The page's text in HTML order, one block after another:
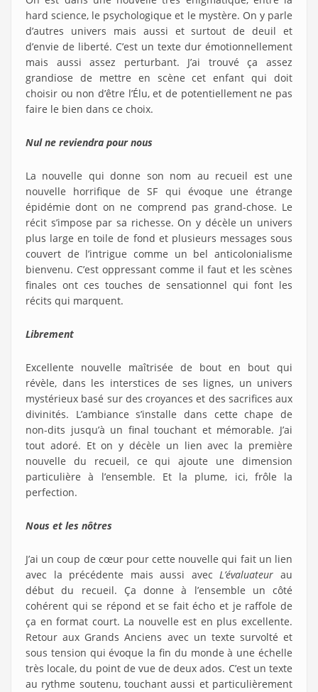
hard science, le psychologique et le mystère. On y parle
d’autres univers mais aussi et surtout de deuil et
d’envie de liberté. C’est un texte dur émotionnellement
mais aussi assez perturbant. J’ai trouvé ça assez
grandiose de mettre en scène cet enfant qui doit
choisir ou non d’être l’Élu, et de potentiellement ne pas
faire le bien dans ce choix.
Nul ne reviendra pour nous
La nouvelle qui donne son nom au recueil est une
nouvelle horrifique de SF qui évoque une étrange
épidémie dont on ne comprend pas grand-chose. Le
récit s’impose par sa richesse. On y décèle un univers
plus large en toile de fond et plusieurs messages sous
couvert de l’intrigue comme un bel anticolonialisme
bienvenu. C’est oppressant comme il faut et les scènes
finales ont ces touches de sensationnel qui font les
récits qui marquent.
Librement
Excellente nouvelle maîtrisée de bout en bout qui
révèle, dans les interstices de ses lignes, un univers
mystérieux basé sur des croyances et des sacrifices aux
divinités. L’ambiance s’installe dans cette chape de
non-dits jusqu’à un final touchant et mémorable. J’ai
tout adoré. Et on y décèle un lien avec la première
nouvelle du recueil, ce qui ajoute une dimension
particulière à l’ensemble. Et la plume, ici, frôle la
perfection.
Nous et les nôtres
J’ai un coup de cœur pour cette nouvelle qui fait un lien
avec la précédente mais aussi avecL’évaluateur au
début du recueil. Ça donne à l’ensemble un côté
cohérent qui se répond et se fait écho et je raffole de
ça en format court. La nouvelle est en plus excellente.
Retour aux Grands Anciens avec un texte survolté et
sous tension qui évoque la fin du monde à une échelle
très locale, du point de vue de deux ados. C’est un texte
au rythme soutenu, touchant aussi et particulièrement